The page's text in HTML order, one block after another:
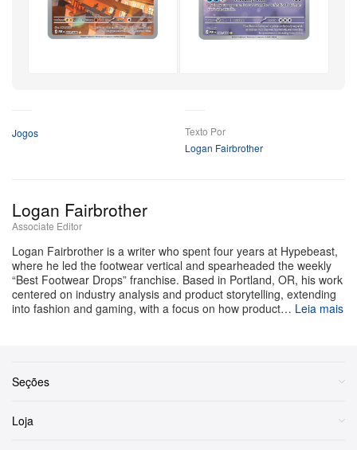
Jogos
Texto Por
Logan Fairbrother
Logan Fairbrother
Associate Editor
Logan Fairbrother is a writer who spent four years at Hypebeast,
where he led the footwear vertical and spearheaded the weekly
“Best Footwear Drops” franchise. Based in Portland, OR, his work
centered on industry analysis and product storytelling, extending
into fashion and gaming, with a focus on how product… Leia mais
Seções
Loja